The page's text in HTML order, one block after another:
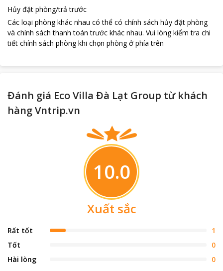
Hủy đặt phòng/trả trước
Các loại phòng khác nhau có thể có chính sách hủy đặt phòng
và chính sách thanh toán trước khác nhau. Vui lòng kiểm tra chi
tiết chính sách phòng khi chọn phòng ở phía trên
Đánh giá Eco Villa Đà Lạt Group từ khách
hàng Vntrip.vn
10.0
Xuất sắc
Rất tốt
1
Tốt
0
Hài lòng
0